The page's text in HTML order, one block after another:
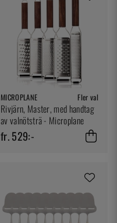
MICROPLANE Fler val
Rivjärn, Master, med handtag
av valnötsträ - Microplane
fr. 529:-